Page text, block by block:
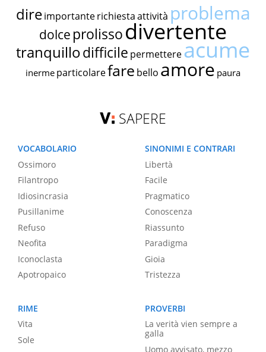
dire importante richiestaattività problema
dolce prolissodivertente
tranquillodifficile permettereacume
inerme particolarefare bello amore paura
SAPERE
VOCABOLARIO
Ossimoro
Filantropo
Idiosincrasia
Pusillanime
Refuso
Neofita
Iconoclasta
Apotropaico
SINONIMI E CONTRARI
Libertà
Facile
Pragmatico
Conoscenza
Riassunto
Paradigma
Gioia
Tristezza
RIME
Vita
Sole
PROVERBI
La verità vien sempre a
galla
Uomo avvisato, mezzo